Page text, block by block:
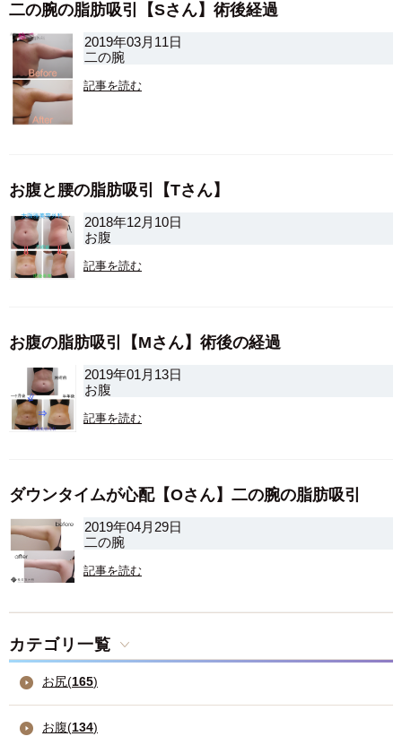
二の腕の脂肪吸引【Sさん】術後経過
2019年03月11日
二の腕
記事を読む
お腹と腰の脂肪吸引【Tさん】
2018年12月10日
お腹
記事を読む
お腹の脂肪吸引【Mさん】術後の経過
2019年01月13日
お腹
記事を読む
ダウンタイムが心配【Oさん】二の腕の脂肪吸引
2019年04月29日
二の腕
記事を読む
カテゴリ一覧
お尻(165)
お腹(134)